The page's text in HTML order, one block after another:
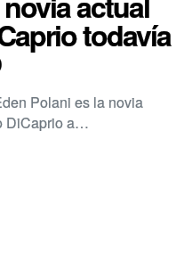
todavía
Polani es la novia
DiCaprio a…